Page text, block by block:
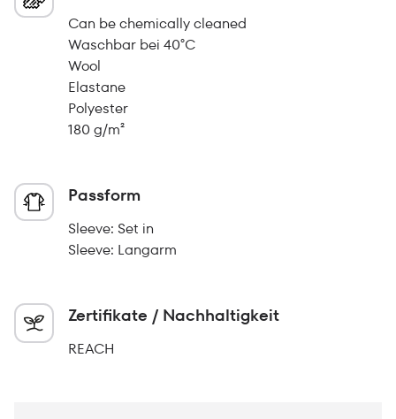
Can be chemically cleaned
Waschbar bei 40°C
Wool
Elastane
Polyester
180 g/m²
Passform
Sleeve: Set in
Sleeve: Langarm
Zertifikate / Nachhaltigkeit
REACH